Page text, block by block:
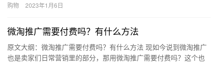
宝追加…
购物 2023年1月6日
微淘推广需要付费吗？有什么方法
原文大纲：微淘推广需要付费吗？有什么方法 现如今说到微淘推广
也是卖家们日常营销里的部分，那用微淘推广需要付费吗？这个也